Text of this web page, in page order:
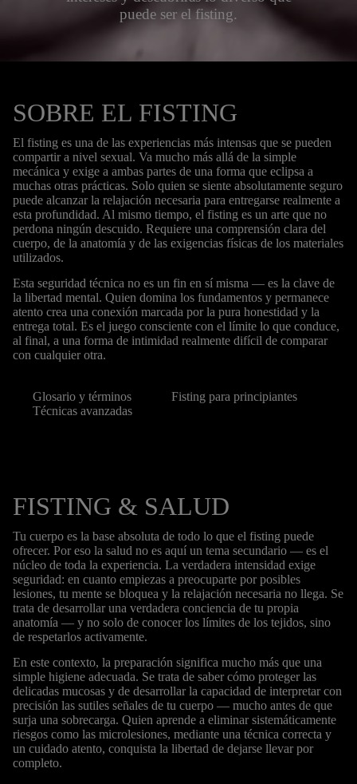
puede ser el fisting.
SOBRE EL FISTING
El fisting es una de las experiencias más intensas que se pueden
compartir a nivel sexual. Va mucho más allá de la simple
mecánica y exige a ambas partes de una forma que eclipsa a
muchas otras prácticas. Solo quien se siente absolutamente seguro
puede alcanzar la relajación necesaria para entregarse realmente a
esta profundidad. Al mismo tiempo, el fisting es un arte que no
perdona ningún descuido. Requiere una comprensión clara del
cuerpo, de la anatomía y de las exigencias físicas de los materiales
utilizados.
Esta seguridad técnica no es un fin en sí misma — es la clave de
la libertad mental. Quien domina los fundamentos y permanece
atento crea una conexión marcada por la pura honestidad y la
entrega total. Es el juego consciente con el límite lo que conduce,
al final, a una forma de intimidad realmente difícil de comparar
con cualquier otra.
Glosario y términos
Fisting para principiantes
Técnicas avanzadas
FISTING & SALUD
Tu cuerpo es la base absoluta de todo lo que el fisting puede
ofrecer. Por eso la salud no es aquí un tema secundario — es el
núcleo de toda la experiencia. La verdadera intensidad exige
seguridad: en cuanto empiezas a preocuparte por posibles
lesiones, tu mente se bloquea y la relajación necesaria no llega. Se
trata de desarrollar una verdadera conciencia de tu propia
anatomía — y no solo de conocer los límites de los tejidos, sino
de respetarlos activamente.
En este contexto, la preparación significa mucho más que una
simple higiene adecuada. Se trata de saber cómo proteger las
delicadas mucosas y de desarrollar la capacidad de interpretar con
precisión las sutiles señales de tu cuerpo — mucho antes de que
surja una sobrecarga. Quien aprende a eliminar sistemáticamente
riesgos como las microlesiones, mediante una técnica correcta y
un cuidado atento, conquista la libertad de dejarse llevar por
completo.